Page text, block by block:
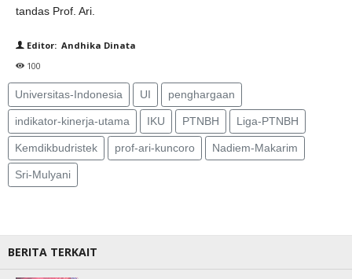
tandas Prof. Ari.
Editor: Andhika Dinata
100
Universitas-Indonesia UI penghargaan
indikator-kinerja-utama IKU PTNBH Liga-PTNBH
Kemdikbudristek prof-ari-kuncoro Nadiem-Makarim
Sri-Mulyani
BERITA TERKAIT